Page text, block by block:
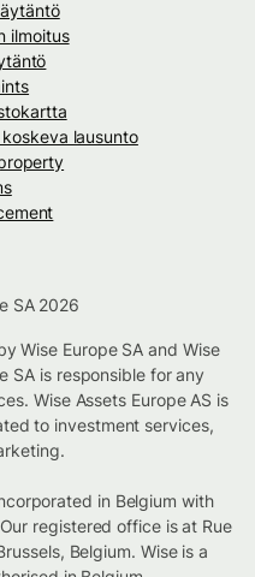
ilmoitus
lausunto
SA 2026
Wise Europe SA and Wise
SA is responsible for any
Wise Assets Europe AS is
to investment services,
in Belgium with
registered office is at Rue
Belgium. Wise is a